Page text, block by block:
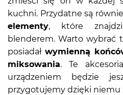
kuchni. Przydatne są
elementy, które
blenderem. Warto wybrać
posiadał wymienną
miksowania. Te
urządzeniem będzie
przygotujemy dzięki niemu